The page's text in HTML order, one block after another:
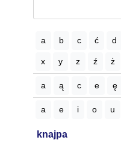
a b c ć d
x y z ź ż
a ą c e ę
a e i o u
knajpa